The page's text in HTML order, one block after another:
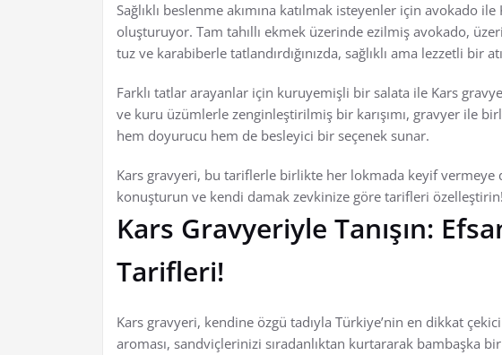
Sağlıklı beslenme akımına katılmak isteyenler için avokado
oluşturuyor. Tam tahıllı ekmek üzerinde ezilmiş avokado,
tuz ve karabiberle tatlandırdığınızda, sağlıklı ama lezzetli bir
Farklı tatlar arayanlar için kuruyemişli bir salata ile Kars
ve kuru üzümlerle zenginleştirilmiş bir karışımı, gravyer ile
hem doyurucu hem de besleyici bir seçenek sunar.
Kars gravyeri, bu tariflerle birlikte her lokmada keyif vermeye
konuşturun ve kendi damak zevkinize göre tarifleri özelleştirin!
Kars Gravyeriyle Tanışın:
Tarifleri!
Kars gravyeri, kendine özgü tadıyla Türkiye’nin en dikkat
aroması, sandviçlerinizi sıradanlıktan kurtararak bambaşka